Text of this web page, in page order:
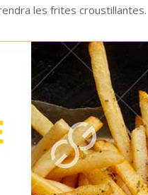
les frites croustillantes.